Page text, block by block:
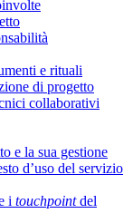
e rituali
di progetto
collaborativi
e la sua gestione
d’uso del servizio
i touchpointdel